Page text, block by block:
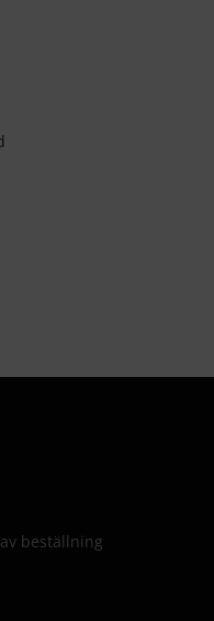
beställning